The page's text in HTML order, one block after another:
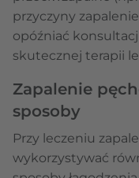
przyczyny
opóźniać
skutecznej terapii
Zapalenie
sposoby
Przy leczeniu
wykorzystywać